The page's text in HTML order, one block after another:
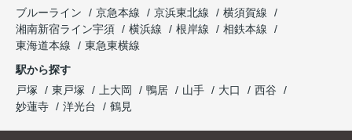
ブルーライン
京急本線 京浜東北線
横須賀線
湘南新宿ライン宇須
横浜線 根岸線
相鉄本線
東海道本線
東急東横線
駅から探す
戸塚
東戸塚 上大岡 鴨居 山手 大口
西谷
妙蓮寺
洋光台 鶴見